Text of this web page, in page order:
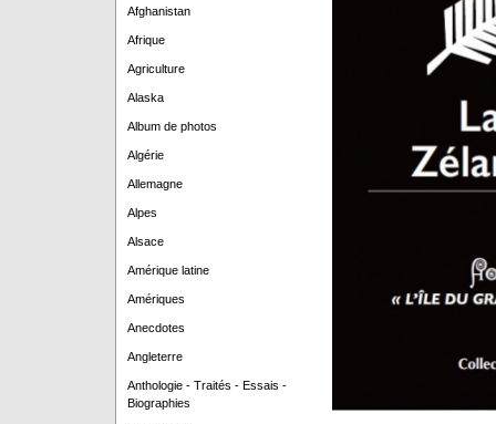
Afghanistan
Afrique
Agriculture
Alaska
Album de photos
Algérie
Allemagne
Alpes
Alsace
Amérique latine
Amériques
Anecdotes
Angleterre
Anthologie - Traités - Essais -
Biographies